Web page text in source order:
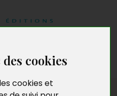
cookies
cookies et